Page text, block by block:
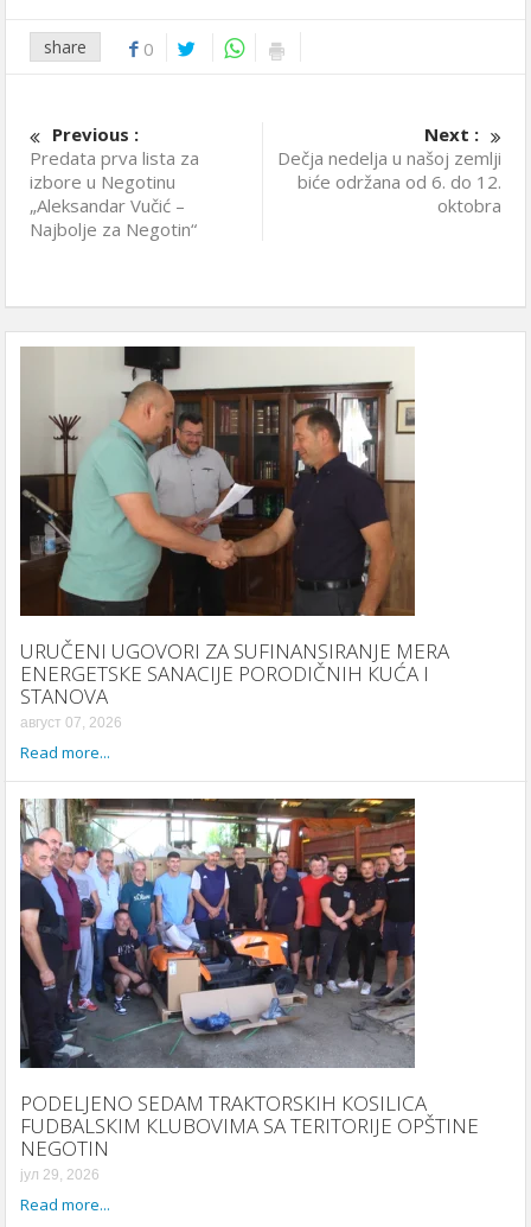
share 0
Previous :
Predata prva lista za
izbore u Negotinu
„Aleksandar Vučić –
Najbolje za Negotin“
Next :
Dečja nedelja u našoj zemlji
biće održana od 6. do 12.
oktobra
URUČENI UGOVORI ZA SUFINANSIRANJE MERA
ENERGETSКE SANACIJE PORODIČNIH КUĆA I
STANOVA
август 07, 2026
Read more...
PODELJENO SEDAM TRAКTORSКIH КOSILICA
FUDBALSКIM КLUBOVIMA SA TERITORIJE OPŠTINE
NEGOTIN
јул 29, 2026
Read more...